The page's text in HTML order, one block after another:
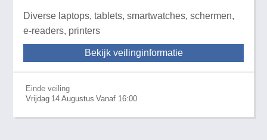
Diverse laptops, tablets, smartwatches, schermen,
e-readers, printers
Bekijk veilinginformatie
Einde veiling
Vrijdag 14 Augustus Vanaf 16:00